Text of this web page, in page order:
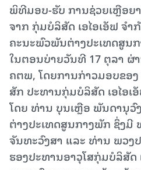
ພິທີມອບ-ຮັບ ການຊ່ວຍເຫຼືອຍ
ຈາກ ກຸ່ມບໍລິສັດ ເອໄອເອັຟ ຈຳ
ຄະນະພົວພັນຕ່າງປະເທດສູນ
ໃນຕອນບ່າຍວັນທີ 17 ຕຸລາ ຜ່
ຄຕພ, ໂດຍການກ່າວມອບຂອ
ສັກ ປະທານກຸ່ມບໍລິສັດ ເອໄອເ
ໂດຍ ທ່ານ ບຸນເຫຼືອ ພັນດານຸ
ຕ່າງປະເທດສູນກາງພັກ ຊຶ່ງ
ຈັນທະວົງສາ ແລະ ທ່ານ ພວງ
ຮອງປະທານອາວຸໂສກຸ່ມບໍລິສັດ